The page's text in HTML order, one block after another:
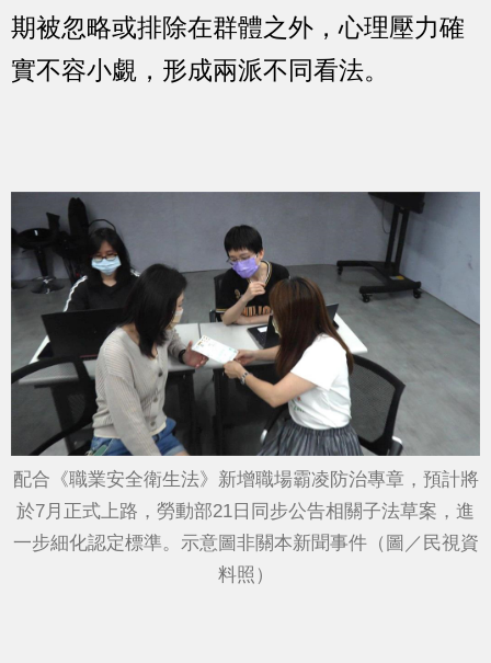
期被忽略或排除在群體之外，心理壓力確
實不容小覷，形成兩派不同看法。
配合《職業安全衛生法》新增職場霸凌防治專章，預計將
於7月正式上路，勞動部21日同步公告相關子法草案，進
一步細化認定標準。示意圖非關本新聞事件（圖／民視資
料照）